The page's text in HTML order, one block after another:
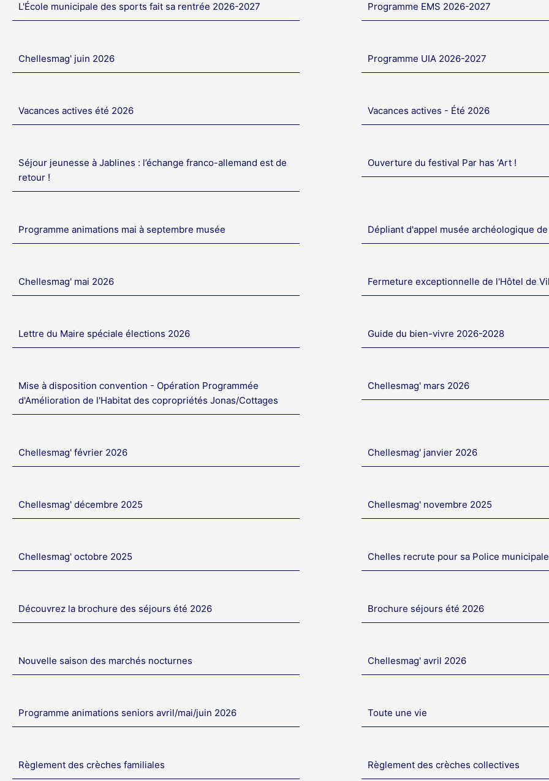
L'École municipale des sports fait sa rentrée 2026-2027 Programme EMS 2026-2027
Chellesmag' juin 2026 Programme UIA 2026-2027
Vacances actives été 2026 Vacances actives - Été 2026
Séjour jeunesse à Jablines : l’échange franco-allemand est de
retour !
Ouverture du festival Par has ‘Art !
Programme animations mai à septembre musée Dépliant d'appel musée archéologique
Chellesmag' mai 2026 Fermeture exceptionnelle de l'Hôtel de
Lettre du Maire spéciale élections 2026 Guide du bien-vivre 2026-2028
Mise à disposition convention - Opération Programmée
d'Amélioration de l'Habitat des copropriétés Jonas/Cottages
Chellesmag' mars 2026
Chellesmag' février 2026 Chellesmag' janvier 2026
Chellesmag' décembre 2025 Chellesmag' novembre 2025
Chellesmag' octobre 2025 Chelles recrute pour sa Police municipale
Découvrez la brochure des séjours été 2026 Brochure séjours été 2026
Nouvelle saison des marchés nocturnes Chellesmag' avril 2026
Programme animations seniors avril/mai/juin 2026 Toute une vie
Règlement des crèches familiales Règlement des crèches collectives